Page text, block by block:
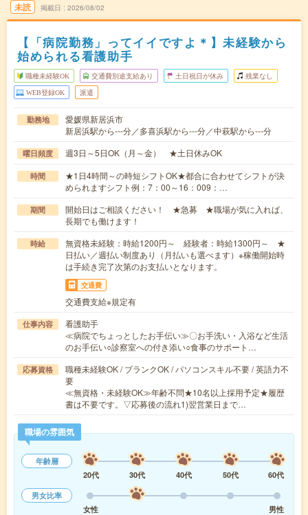
未読 掲載日 2026/08/02
【「病院勤務」ってイイですよ＊】未経験から
始められる看護助手
職種未経験OK 交通費別途支給あり 土日祝日が休み 残業なし
WEB登録OK 派遣
勤務地
愛媛県新居浜市
新居浜駅から---分／多喜浜駅から---分／中萩駅から---分
曜日頻度 週3日～5日OK（月～金） ★土日休みOK
時間
★1日4時間～の時短シフトOK★都合に合わせてシフトが決
められますシフト例：7：00～16：009：…
期間
開始日はご相談ください！ ★急募 ★職場が気に入れば、
長期でも働けます！
時給
無資格未経験：時給1200円～ 経験者：時給1300円～ ★
日払い／週払い制度あり（月払いも選べます）※稼働開始時
は手続き完了次第のお支払いとなります。
交通費
交通費支給※規定有
仕事内容
看護助手
≪病院でちょっとしたお手伝い≫〇お手洗い・入浴など生活
のお手伝い○診察室への付き添い○食事のサポート…
応募資格
職種未経験OK / ブランクOK / パソコンスキル不要 / 英語力不
要
≪無資格・未経験OK≫年齢不問★10名以上採用予定★履歴
書は不要です。▽応募後の流れ1)翌営業日まで…
職場の雰囲気
年齢層
20代
30代 40代 50代
60代
男女比率
女性
男性